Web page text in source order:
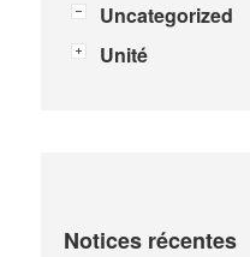
Uncategorized
Unité
Notices récentes